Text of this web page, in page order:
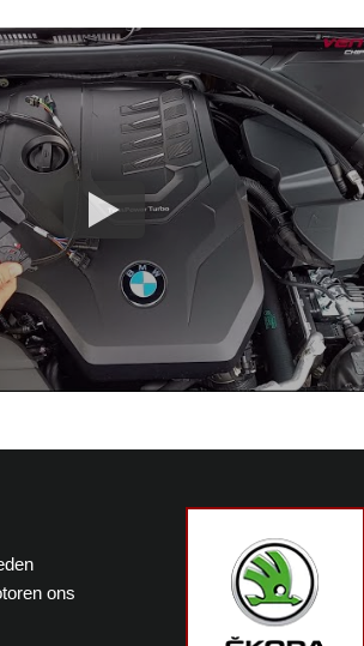
ons